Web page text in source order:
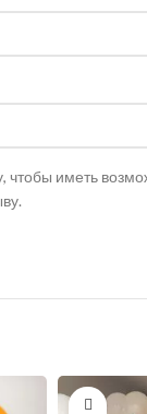
чтобы иметь